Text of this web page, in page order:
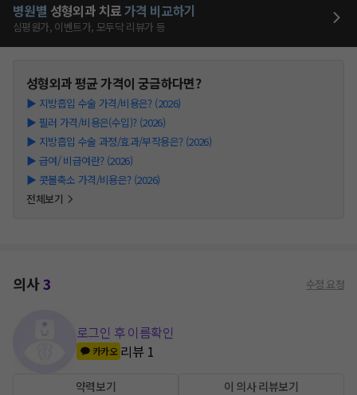
병원별 성형외과 치료가격 비교하기
심평원가, 이벤트가, 모두닥 리뷰가 등
성형외과평균 가격이 궁금하다면?
▶ 지방흡입 수술 가격/비용은? (2026)
▶ 필러 가격/비용은(수입)? (2026)
▶ 지방흡입 수술 과정/효과/부작용은? (2026)
▶ 급여/ 비급여란? (2026)
▶ 콧볼축소 가격/비용은? (2026)
전체보기
의사3 수정 요청
로그인 후 이름확인
카카오 리뷰 1
약력보기 이 의사 리뷰보기